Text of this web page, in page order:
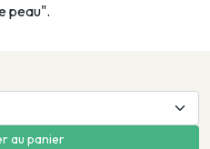
peau".
au panier